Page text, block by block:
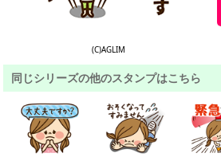
(C)AGLIM
同じシリーズの他のスタンプはこちら